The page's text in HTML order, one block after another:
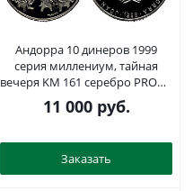
Андорра 10 динеров 1999
серия миллениум, тайная
вечеря KM 161 серебро PROOF
11-153-24
11 000руб.
Заказать